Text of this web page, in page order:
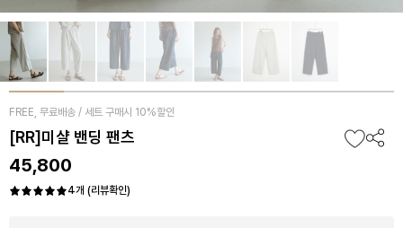
FREE, 무료배송 / 세트 구매시 10%할인
[RR]미샬 밴딩 팬츠
45,800
4개 (리뷰확인)